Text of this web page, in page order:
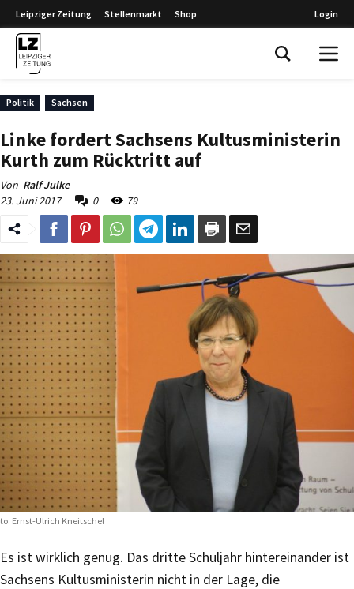
Leipziger Zeitung Stellenmarkt Shop Login
Politik Sachsen
Linke fordert Sachsens Kultusministerin
Kurth zum Rücktritt auf
Von Ralf Julke
23. Juni 2017
0 79
Ernst-Ulrich Kneitschel
Es ist wirklich genug. Das dritte Schuljahr hintereinander ist
Sachsens Kultusministerin nicht in der Lage, die